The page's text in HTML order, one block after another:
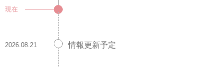
現在
2026.08.21 情報更新予定